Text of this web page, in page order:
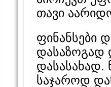
თავი
ფინანსები
დასაზოგად
დასასახად.
საჯაროდ